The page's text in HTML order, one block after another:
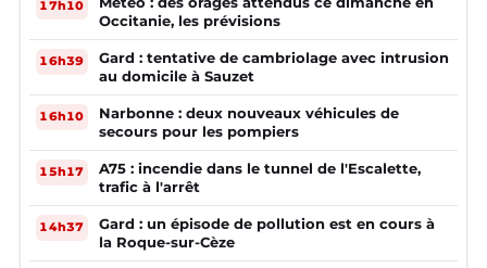
17h10
Occitanie, les prévisions
16h39
Gard : tentative de cambriolage avec intrusion
au domicile à Sauzet
16h10
Narbonne : deux nouveaux véhicules de
secours pour les pompiers
15h17
A75 : incendie dans le tunnel de l'Escalette,
trafic à l'arrêt
14h37
Gard : un épisode de pollution est en cours à
la Roque-sur-Cèze